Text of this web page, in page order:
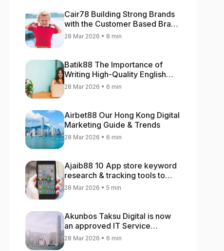
Cair78 Building Strong Brands
with the Customer Based Brand
Equity (CBBE) Model
28 Mar 2026 • 8 min
Batik88 The Importance of
Writing High-Quality English
Content
28 Mar 2026 • 6 min
Airbet88 Our Hong Kong Digital
Marketing Guide & Trends
28 Mar 2026 • 6 min
Ajaib88 10 App store keyword
research & tracking tools to
increase app rankings
28 Mar 2026 • 5 min
Akunbos Taksu Digital is now
an approved IT Service
Provider for the Hong Kong
28 Mar 2026 • 6 min